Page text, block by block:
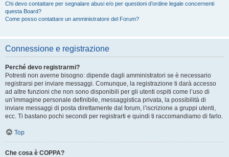
Chi devo contattare per segnalare abusi e/o per questioni d’ordine legale concernenti
questa Board?
Come posso contattare un amministratore del Forum?
Connessione e registrazione
Perché devo registrarmi?
Potresti non averne bisogno: dipende dagli amministratori se è necessario
registrarsi per inviare messaggi. Comunque, la registrazione ti darà accesso
ad altre funzioni che non sono disponibili per gli utenti ospiti come l’uso di
un’immagine personale definibile, messaggistica privata, la possibilità di
inviare messaggi di posta direttamente dal forum, l’iscrizione a gruppi utenti,
ecc. Ti bastano pochi secondi per registrarti e quindi ti raccomandiamo di farlo.
Top
Che cosa è COPPA?